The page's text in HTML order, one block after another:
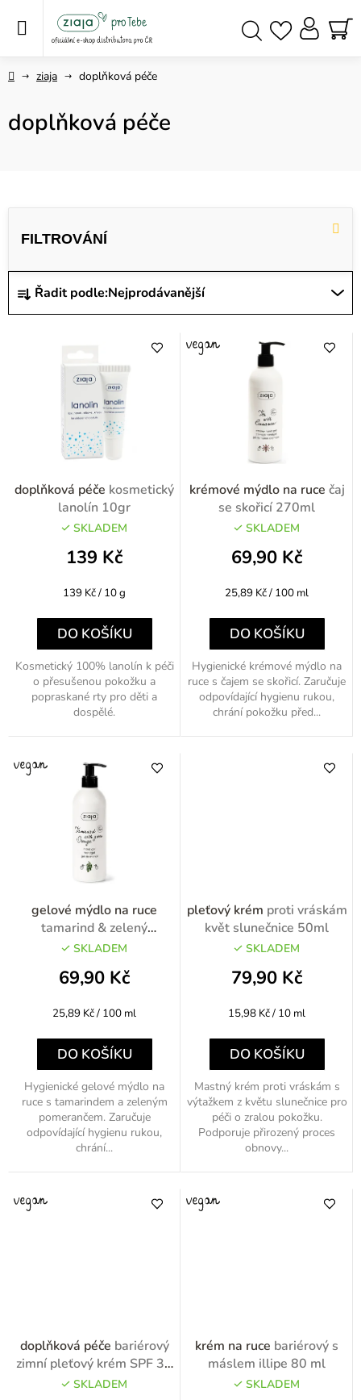
Domůziaja doplňková péče
doplňková péče
Ř
a
o
Řadit podle:Nejprodávanější
V
s
doplňková péče kosmetický
lanolín 10gr
SKLADEM
139 Kč
Měrná
139 Kč / 10 g
DO KOŠÍKU
Kosmetický 100% lanolín k péči
o přesušenou pokožku a
popraskané rty pro děti a
dospělé.
krémové mýdlo na ruce čaj
se skořicí 270ml
SKLADEM
69,90 Kč
Měrná
25,89 Kč / 100 ml
DO KOŠÍKU
Hygienické krémové mýdlo na
ruce s čajem se skořicí. Zaručuje
odpovídající hygienu rukou,
chrání pokožku před...
gelové mýdlo na ruce
tamarind & zelený
pomeranč 270ml
SKLADEM
69,90 Kč
Měrná
25,89 Kč / 100 ml
DO KOŠÍKU
Hygienické gelové mýdlo na
ruce s tamarindem a zeleným
pomerančem. Zaručuje
odpovídající hygienu rukou,
chrání...
pleťový krém proti vráskám
květ slunečnice 50ml
SKLADEM
79,90 Kč
Měrná
15,98 Kč / 10 ml
DO KOŠÍKU
Mastný krém proti vráskám s
výtažkem z květu slunečnice pro
péči o zralou pokožku.
Podporuje přirozený proces
obnovy...
doplňková péče bariérový
zimní pleťový krém SPF 30
50ml
SKLADEM
krém na ruce bariérový s
máslem illipe 80 ml
SKLADEM